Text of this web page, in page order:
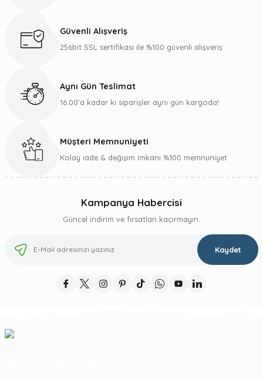
Güvenli Alışveriş
256bit SSL sertifikası ile %100 güvenli alışveriş
Aynı Gün Teslimat
16:00’a kadar ki siparişler aynı gün kargoda!
Müşteri Memnuniyeti
Kolay iade & değişim imkanı %100 memnuniyet
Kampanya Habercisi
Güncel indirim ve fırsatları kaçırmayın.
Kaydet